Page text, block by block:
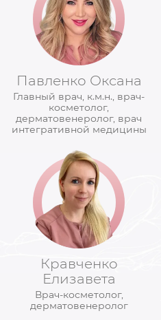
Павленко Оксана
Главный врач, к.м.н., врач-
косметолог,
дерматовенеролог, врач
интегративной медицины
Кравченко
Елизавета
Врач-косметолог,
дерматовенеролог